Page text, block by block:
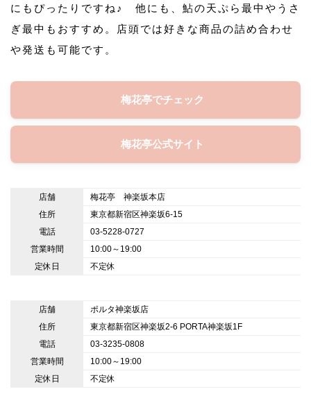
にもぴったりですね♪ 他にも、鮎の天ぷら最中やうさ
ぎ最中もおすすめ。店頭では好きな商品の詰め合わせ
や発送も可能です。
梅花亭でチェック
梅花亭公式サイト
店舗
梅花亭 神楽坂本店
住所
東京都新宿区神楽坂6-15
電話
03-5228-0727
営業時間
10:00～19:00
定休日
不定休
店舗
ポルタ神楽坂店
住所
東京都新宿区神楽坂2-6 PORTA神楽坂1F
電話
03-3235-0808
営業時間
10:00～19:00
定休日
不定休